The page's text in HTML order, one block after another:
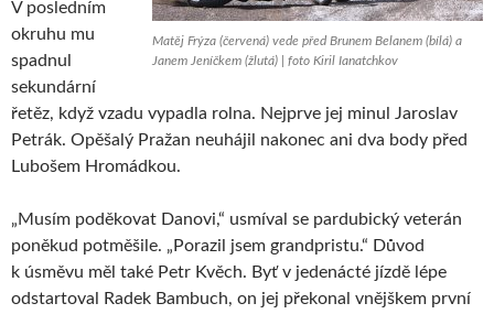
Matěj Frýza (červená) vede před Brunem Belanem (bílá) a
Janem Jeníčkem (žlutá) | foto Kiril Ianatchkov
V posledním
okruhu mu
spadnul
sekundární
řetěz, když vzadu vypadla rolna. Nejprve jej minul Jaroslav
Petrák. Opěšalý Pražan neuhájil nakonec ani dva body před
Lubošem Hromádkou.
„Musím poděkovat Danovi,“ usmíval se pardubický veterán
poněkud potměšile. „Porazil jsem grandpristu.“ Důvod
k úsměvu měl také Petr Kvěch. Byť v jedenácté jízdě lépe
odstartoval Radek Bambuch, on jej překonal vnějškem první